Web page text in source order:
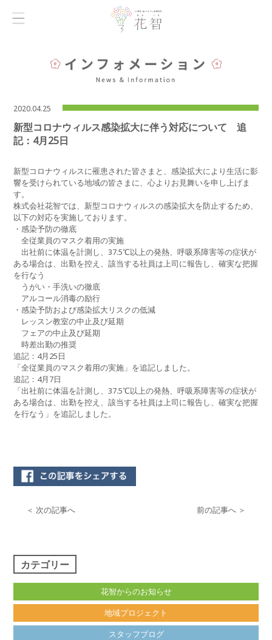
2020.04.25
新型コロナウィルス感染拡大に伴う対応について 追
記：4月25日
新型コロナウィルスに罹患された皆さまと、感染拡大により生活に影
響を受けられている地域の皆さまに、心よりお見舞いを申し上げま
す。
株式会社花智では、新型コロナウィルスの感染拡大を防止するため、
以下の対応を実施しております。
・感染予防の徹底
全従業員のマスク着用の実施
出社前に体温を計測し、37.5℃以上の発熱、呼吸系障害等の症状が
ある場合は、出勤を控え、該当する社員は上司に報告し、確実な把握
を行なう
うがい・手洗いの徹底
アルコール消毒の励行
・感染予防および感染拡大リスクの低減
レッスン教室の中止及び延期
フェアの中止及び延期
時差出勤の推奨
追記：4月25日
「全従業員のマスク着用の実施」を追記しました。
追記：4月7日
「出社前に体温を計測し、37.5℃以上の発熱、呼吸系障害等の症状が
ある場合は、出勤を控え、該当する社員は上司に報告し、確実な把握
を行なう」を追記しました。
＜ 次の記事へ 前の記事へ ＞
カテゴリー
花智からのお知らせ
地域プロジェクト
スタッフブログ